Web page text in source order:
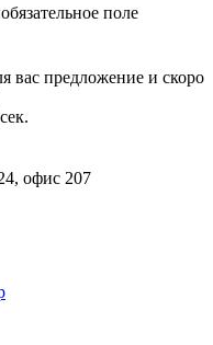
обязательное поле
вас предложение и скоро
сек.
офис 207